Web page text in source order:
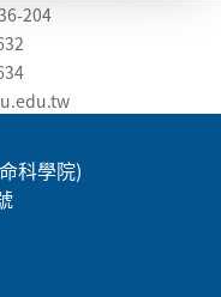
204
w
科學院)